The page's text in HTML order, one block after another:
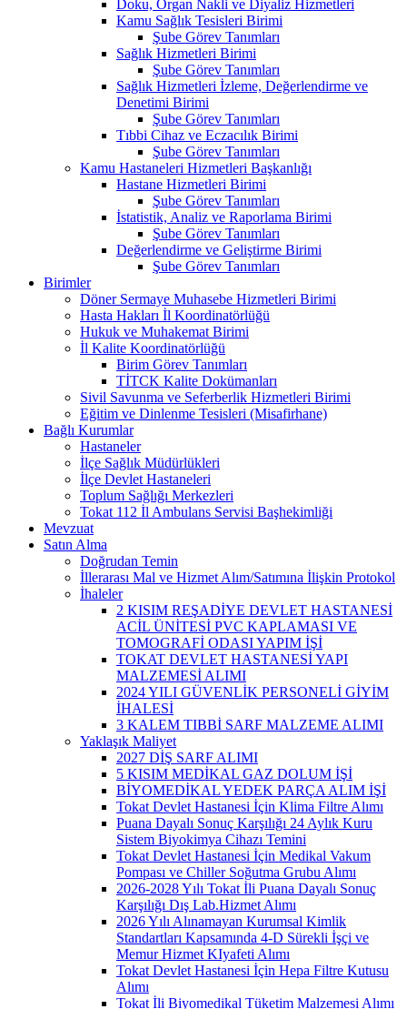
Doku, Organ Nakli ve Diyaliz Hizmetleri
Kamu Sağlık Tesisleri Birimi
Şube Görev Tanımları
Sağlık Hizmetleri Birimi
Şube Görev Tanımları
Sağlık Hizmetleri İzleme, Değerlendirme ve
Denetimi Birimi
Şube Görev Tanımları
Tıbbi Cihaz ve Eczacılık Birimi
Şube Görev Tanımları
Kamu Hastaneleri Hizmetleri Başkanlığı
Hastane Hizmetleri Birimi
Şube Görev Tanımları
İstatistik, Analiz ve Raporlama Birimi
Şube Görev Tanımları
Değerlendirme ve Geliştirme Birimi
Şube Görev Tanımları
Birimler
Döner Sermaye Muhasebe Hizmetleri Birimi
Hasta Hakları İl Koordinatörlüğü
Hukuk ve Muhakemat Birimi
İl Kalite Koordinatörlüğü
Birim Görev Tanımları
TİTCK Kalite Dokümanları
Sivil Savunma ve Seferberlik Hizmetleri Birimi
Eğitim ve Dinlenme Tesisleri (Misafirhane)
Bağlı Kurumlar
Hastaneler
İlçe Sağlık Müdürlükleri
İlçe Devlet Hastaneleri
Toplum Sağlığı Merkezleri
Tokat 112 İl Ambulans Servisi Başhekimliği
Mevzuat
Satın Alma
Doğrudan Temin
İllerarası Mal ve Hizmet Alım/Satımına İlişkin Protokol
İhaleler
2 KISIM REŞADİYE DEVLET HASTANESİ
ACİL ÜNİTESİ PVC KAPLAMASI VE
TOMOGRAFİ ODASI YAPIM İŞİ
TOKAT DEVLET HASTANESİ YAPI
MALZEMESİ ALIMI
2024 YILI GÜVENLİK PERSONELİ GİYİM
İHALESİ
3 KALEM TIBBİ SARF MALZEME ALIMI
Yaklaşık Maliyet
2027 DİŞ SARF ALIMI
5 KISIM MEDİKAL GAZ DOLUM İŞİ
BİYOMEDİKAL YEDEK PARÇA ALIM İŞİ
Tokat Devlet Hastanesi İçin Klima Filtre Alımı
Puana Dayalı Sonuç Karşılığı 24 Aylık Kuru
Sistem Biyokimya Cihazı Temini
Tokat Devlet Hastanesi İçin Medikal Vakum
Pompası ve Chiller Soğutma Grubu Alımı
2026-2028 Yılı Tokat İli Puana Dayalı Sonuç
Karşılığı Dış Lab.Hizmet Alımı
2026 Yılı Alınamayan Kurumsal Kimlik
Standartları Kapsamında 4-D Sürekli İşçi ve
Memur Hizmet KIyafeti Alımı
Tokat Devlet Hastanesi İçin Hepa Filtre Kutusu
Alımı
Tokat İli Biyomedikal Tüketim Malzemesi Alımı